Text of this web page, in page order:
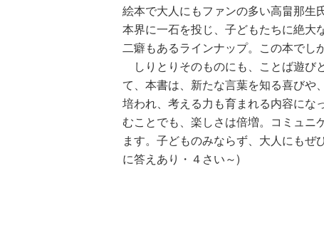
絵本で大人にもファンの多い高畠那生
本界に一石を投じ、子どもたちに絶大
二癖もあるラインナップ。この本でし
しりとりそのものにも、ことば遊び
て、本書は、新たな言葉を知る喜びや
培われ、考える力も育まれる内容にな
むことでも、楽しさは倍増。コミュニ
ます。子どものみならず、大人にもぜ
に答えあり・４さい～)